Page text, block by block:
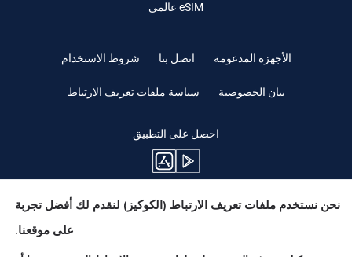
eSIM عالمي
الأجهزة المدعومة اتصل بنا شروط الاستخدام
بيان الخصوصية سياسة ملفات تعريف الارتباط
احصل على التطبيق
ابقوا متابعين
نحن نستخدم ملفات تعريف الارتباط (الكوكيز) لنقدم لك أفضل تجربة
على موقعنا.